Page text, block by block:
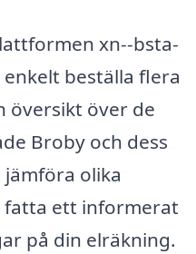
xn--bsta-
beställa flera
översikt över de
Broby och dess
olika
fatta ett informerat
på din elräkning.